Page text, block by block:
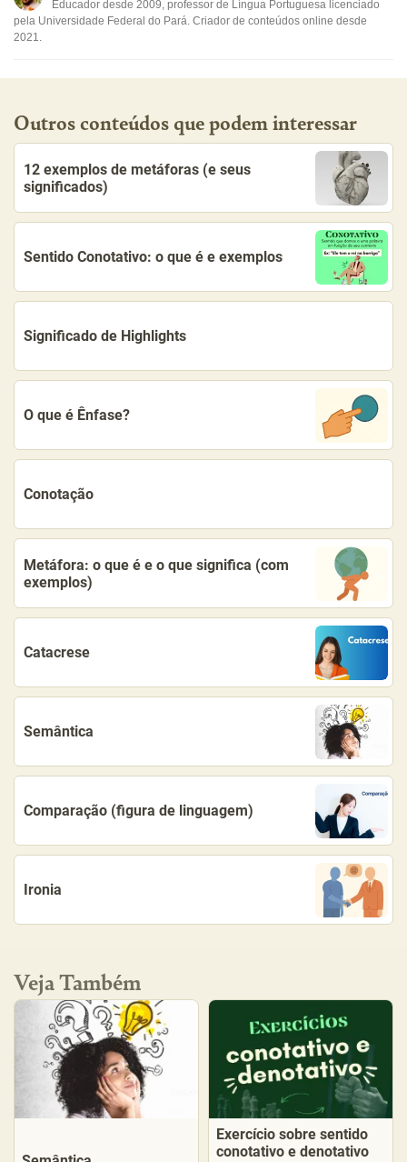
Outro
Educador desde 2009, professor de Língua Portuguesa licenciado
pela Universidade Federal do Pará. Criador de conteúdos online desde
2021.
Outros conteúdos que podem interessar
12 exemplos de metáforas (e seus
significados)
Sentido Conotativo: o que é e exemplos
Significado de Highlights
O que é Ênfase?
Conotação
Metáfora: o que é e o que significa (com
exemplos)
Catacrese
Semântica
Comparação (figura de linguagem)
Ironia
Veja Também
Exercício sobre sentido
conotativo e denotativo